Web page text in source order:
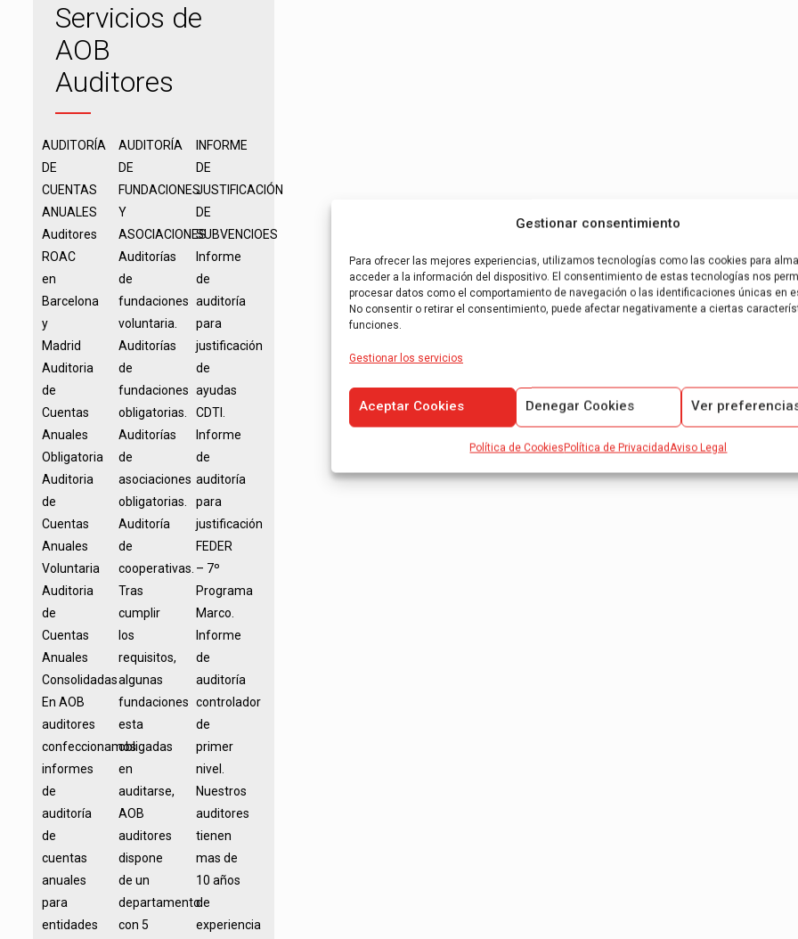
Gestionar consentimiento
Para ofrecer las mejores experiencias, utilizamos tecnologías como las cookies para
acceder a la información del dispositivo. El consentimiento de estas tecnologías nos
procesar datos como el comportamiento de navegación o las identificaciones únicas en
No consentir o retirar el consentimiento, puede afectar negativamente a ciertas
funciones.
Gestionar los servicios
Aceptar Cookies Denegar Cookies Ver
Política de CookiesPolítica de PrivacidadAviso Legal
Servicios de
AOB
Auditores
AUDITORÍA
DE
CUENTAS
ANUALES
Auditores
ROAC
en
Barcelona
y
Madrid
Auditoria
de
Cuentas
Anuales
Obligatoria
Auditoria
de
Cuentas
Anuales
Voluntaria
Auditoria
de
Cuentas
Anuales
Consolidadas
En AOB
auditores
confeccionamos
informes
de
auditoría
de
cuentas
anuales
para
entidades
AUDITORÍA
DE
FUNDACIONES
Y
ASOCIACIONES
Auditorías
de
fundaciones
voluntaria.
Auditorías
de
fundaciones
obligatorias.
Auditorías
de
asociaciones
obligatorias.
Auditoría
de
cooperativas.
Tras
cumplir
los
requisitos,
algunas
fundaciones
esta
obligadas
en
auditarse,
AOB
auditores
dispone
de un
departamento
con 5
INFORME
DE
JUSTIFICACIÓN
DE
SUBVENCIOES
Informe
de
auditoría
para
justificación
de
ayudas
CDTI.
Informe
de
auditoría
para
justificación
FEDER
– 7º
Programa
Marco.
Informe
de
auditoría
controlador
de
primer
nivel.
Nuestros
auditores
tienen
mas de
10 años
de
experiencia